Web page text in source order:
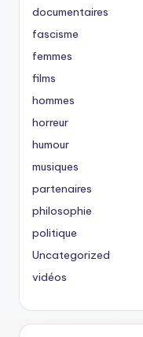
documentaires
fascisme
femmes
films
hommes
horreur
humour
musiques
partenaires
philosophie
politique
Uncategorized
vidéos